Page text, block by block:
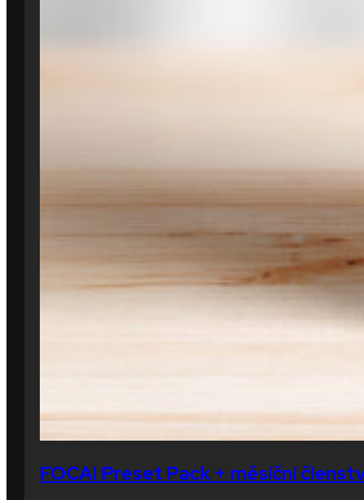
FOCAI Preset Pack + měsíční